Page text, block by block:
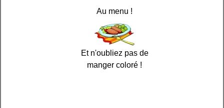
Au menu !
Et n'oubliez pas de
manger coloré !